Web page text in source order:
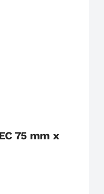
75 mm x